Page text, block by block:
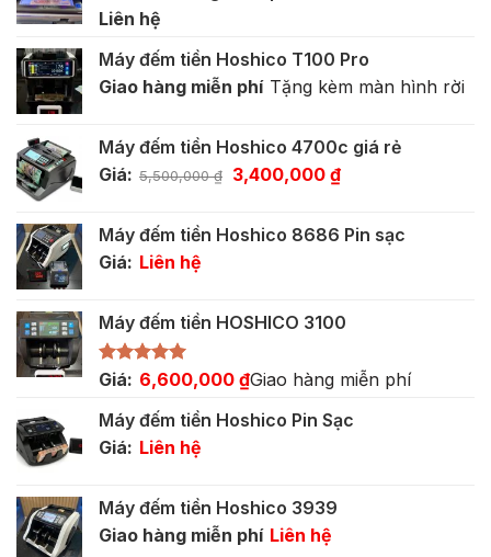
Liên hệ
Máy đếm tiền Hoshico T100 Pro
Giao hàng miễn phí Tặng kèm màn hình rời
Máy đếm tiền Hoshico 4700c giá rẻ
Giá: 5,500,000₫
Giá
5,500,000 ₫.
3,400,000 ₫Giá
là:
Máy đếm tiền Hoshico 8686 Pin sạc
Giá: Liên hệ
Máy đếm tiền HOSHICO 3100
Được xếp
5.00
5 sao
Giá: 6,600,000 ₫Giao hàng miễn phí
Máy đếm tiền Hoshico Pin Sạc
Giá: Liên hệ
Máy đếm tiền Hoshico 3939
Giao hàng miễn phí Liên hệ